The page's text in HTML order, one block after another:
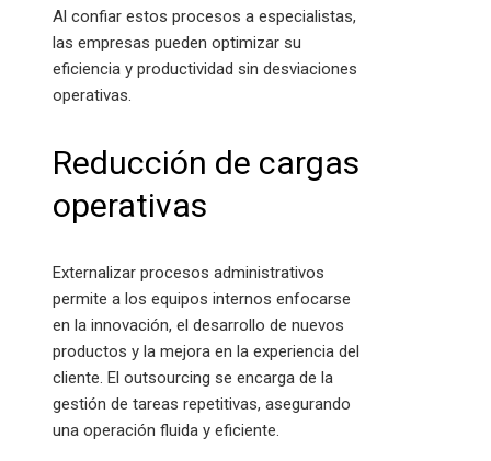
Al confiar estos procesos a especialistas,
las empresas pueden optimizar su
eficiencia y productividad sin desviaciones
operativas.
Reducción de cargas
operativas
Externalizar procesos administrativos
permite a los equipos internos enfocarse
en la innovación, el desarrollo de nuevos
productos y la mejora en la experiencia del
cliente. El outsourcing se encarga de la
gestión de tareas repetitivas, asegurando
una operación fluida y eficiente.